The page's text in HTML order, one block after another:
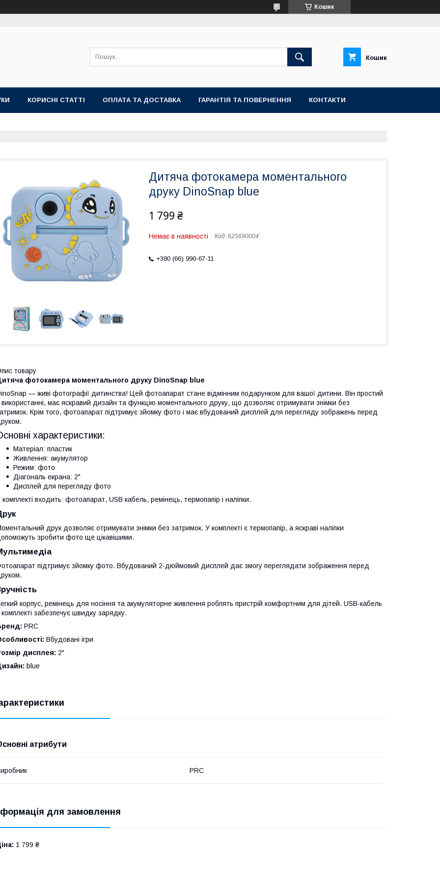
Кошик
Кошик
КОРИСНІ СТАТТІ ОПЛАТА ТА ДОСТАВКА ГАРАНТІЯ ТА ПОВЕРНЕННЯ КОНТАКТИ
Дитяча фотокамера моментального
друку DinoSnap blue
1 799 ₴
Немає в наявності Код: 625690004
+380 (66) 990-67-11
товару
фотокамера моментального друку DinoSnap blue
— живі фотографії дитинства! Цей фотоапарат стане відмінним подарунком для вашої дитини. Він простий
використанні, має яскравий дизайн та функцію моментального друку, що дозволяє отримувати знімки без
Крім того, фотоапарат підтримує зйомку фото і має вбудований дисплей для перегляду зображень перед
характеристики:
Матеріал: пластик
Живлення: акумулятор
Режим: фото
Діагональ екрана: 2"
Дисплей для перегляду фото
комплекті входить: фотоапарат, USB кабель, ремінець, термопапір і наліпки.
друк дозволяє отримувати знімки без затримок. У комплекті є термопапір, а яскраві наліпки
зробити фото ще цікавішими.
підтримує зйомку фото. Вбудований 2-дюймовий дисплей дає змогу переглядати зображення перед
корпус, ремінець для носіння та акумуляторне живлення роблять пристрій комфортним для дітей. USB-кабель
комплекті забезпечує швидку зарядку.
PRC
Вбудовані ігри
дисплея: 2"
blue
атрибути
PRC
для замовлення
1 799 ₴